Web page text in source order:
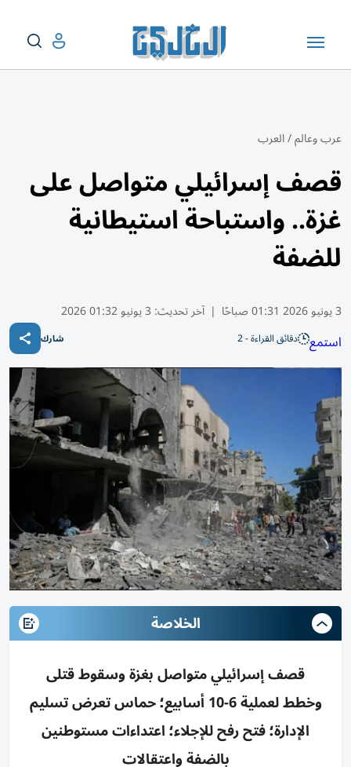
عرب وعالم/العرب
قصف إسرائيلي متواصل على
غزة.. واستباحة استيطانية
للضفة
3 يونيو 2026 01:31 صباحًا | آخر تحديث: 3 يونيو 01:32 2026
استمع دقائق القراءة - 2 شارك
الخلاصة
قصف إسرائيلي متواصل بغزة وسقوط قتلى
وخطط لعملية 6-10 أسابيع؛ حماس تعرض تسليم
الإدارة؛ فتح رفح للإجلاء؛ اعتداءات مستوطنين
بالضفة واعتقالات